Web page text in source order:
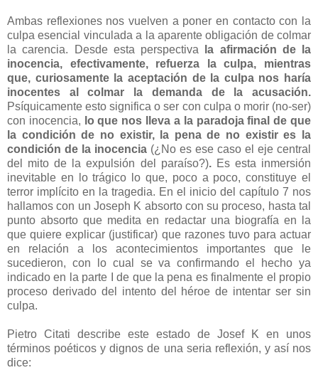
Ambas reflexiones nos vuelven a poner en contacto con la
culpa esencial vinculada a la aparente obligación de colmar
la carencia. Desde esta perspectiva la afirmación de la
inocencia, efectivamente, refuerza la culpa, mientras
que, curiosamente la aceptación de la culpa nos haría
inocentes al colmar la demanda de la acusación.
Psíquicamente esto significa o ser con culpa o morir (no-ser)
con inocencia, lo que nos lleva a la paradoja final de que
la condición de no existir, la pena de no existir es la
condición de la inocencia (¿No es ese caso el eje central
del mito de la expulsión del paraíso?).Es esta inmersión
inevitable en lo trágico lo que, poco a poco, constituye el
terror implícito en la tragedia. En el inicio del capítulo 7 nos
hallamos con un Joseph K absorto con su proceso, hasta tal
punto absorto que medita en redactar una biografía en la
que quiere explicar (justificar) que razones tuvo para actuar
en relación a los acontecimientos importantes que le
sucedieron, con lo cual se va confirmando el hecho ya
indicado en la parte I de que la pena es finalmente el propio
proceso derivado del intento del héroe de intentar ser sin
culpa.
Pietro Citati describe este estado de Josef K en unos
términos poéticos y dignos de una seria reflexión, y así nos
dice: